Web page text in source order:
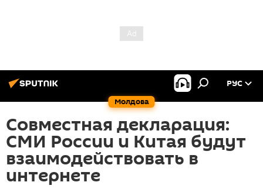
Молдова
РУС
Совместная декларация:
СМИ России и Китая будут
взаимодействовать в
интернете